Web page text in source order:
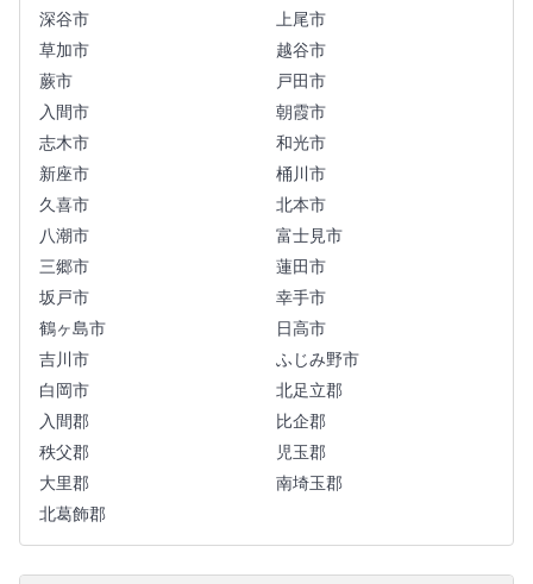
深谷市
上尾市
草加市
越谷市
蕨市
戸田市
入間市
朝霞市
志木市
和光市
新座市
桶川市
久喜市
北本市
八潮市
富士見市
三郷市
蓮田市
坂戸市
幸手市
鶴ヶ島市
日高市
吉川市
ふじみ野市
白岡市
北足立郡
入間郡
比企郡
秩父郡
児玉郡
大里郡
南埼玉郡
北葛飾郡